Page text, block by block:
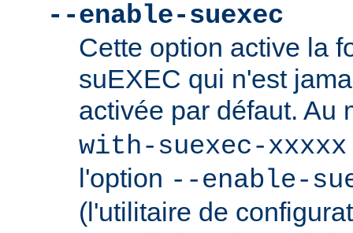
--enable-suexec
Cette option active la
suEXEC qui n'est
activée par défaut. Au
with-suexec-xxxxx
l'option --enable-
(l'utilitaire de